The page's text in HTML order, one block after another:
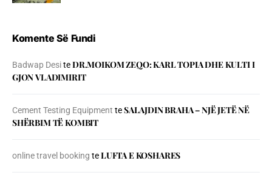
Komente Së Fundi
Badwap DesiteDR.MOIKOM ZEQO: KARL TOPIA DHE KULTI I
GJON VLADIMIRIT
Cement Testing Equipment teSALAJDIN BRAHA – NJЁ JETЁ NЁ
SHЁRBIM TЁ KOMBIT
online travel booking teLUFTA E KOSHARES